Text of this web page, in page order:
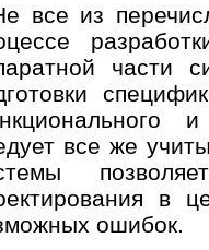
все из
части
все же
в
ошибок.